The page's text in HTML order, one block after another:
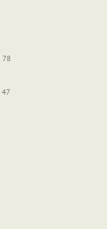
78
47